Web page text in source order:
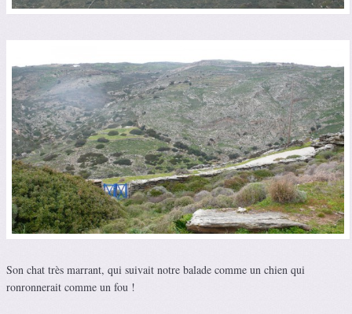
Son chat très marrant, qui suivait notre balade comme un chien qui
ronronnerait comme un fou !